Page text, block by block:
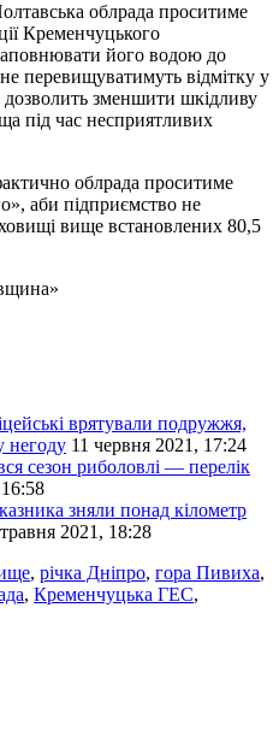
облрада проситиме
Кременчуцького
його водою до
не перевищуватимуть відмітку у
зменшити шкідливу
під час несприятливих
облрада проситиме
аби підприємство не
вище встановлених 80,5
врятували подружжя,
негоду 11 червня 2021, 17:24
сезон риболовлі — перелік
зняли понад кілометр
2021, 18:28
, річка Дніпро, гора Пивиха,
, Кременчуцька ГЕС,